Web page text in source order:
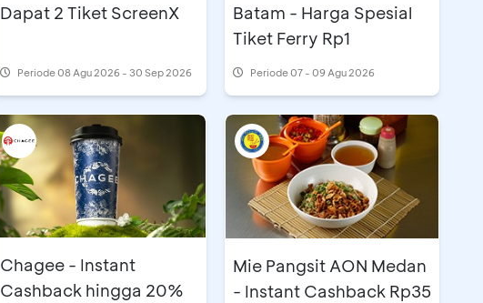
Dapat 2 Tiket ScreenX
Periode08 Agu 2026 - 30 Sep 2026
Batam - Harga Spesial
Tiket Ferry Rp1
Periode07 - 09 Agu 2026
Chagee - Instant
Cashback hingga 20%
Mie Pangsit AON Medan
- Instant Cashback Rp35